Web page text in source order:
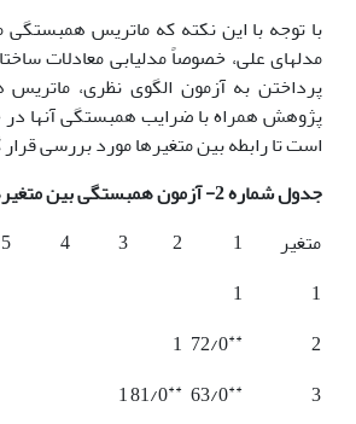
با توجه با این نکته که ماتریس همبستگی
مدلهای علی، خصوصاً مدلیابی معادلات
پرداختن به آزمون الگوی نظری،
است تا رابطه بین متغیرها مورد بررسی
جدول شماره 2- آزمون همبستگی بین متغیرهای پژوهش
متغیر
1
2
3
4
5
1
1
2
**
72/0
1
3
**
63/0
**
81/0
1